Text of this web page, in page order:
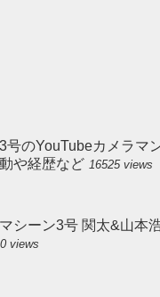
号のYouTubeカメラマ
や経歴など 16525 views
マシーン3号 関太&山本
views